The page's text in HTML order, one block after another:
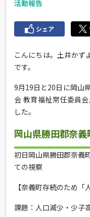
活動報告
シェア
こんにちは。土井かず
です。
9月19日と20日に岡山
会 教育福祉常任委員
した。
岡山県勝田郡奈義
初日岡山県勝田郡奈義
ての視察
【奈義町存続のため「
課題：人口減少・少子